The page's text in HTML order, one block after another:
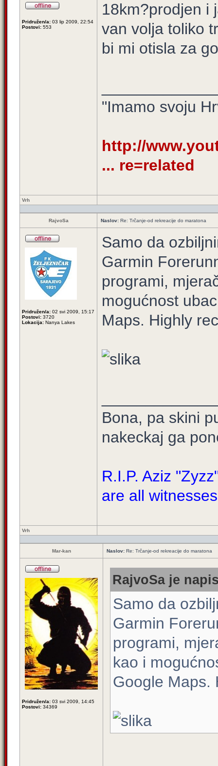
Pridružen/a: 03 lip 2009, 22:54
Postovi: 553
18km?prodjen i
van volja toliko
bi mi otisla za
"Imamo svoju
http://
... re=related
Vrh
RajvoSa Naslov: Re: Trčanje-od rekreacije do maratona
Pridružen/a: 02 svi 2009, 15:17
Postovi: 3720
Lokacija: Nanya Lakes
Samo da
Garmin
programi,
mogućnost
Maps. Highly
Bona, pa skini
nakeckaj ga
R.I.P. Aziz
are all witnesses
Vrh
Mar-kan Naslov: Re: Trčanje-od rekreacije do maratona
Pridružen/a: 03 svi 2009, 14:45
Postovi: 34369
RajvoSa je
Samo da
Garmin
programi,
kao i
Google